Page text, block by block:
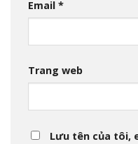
Email *
Trang web
Lưu tên của tôi,